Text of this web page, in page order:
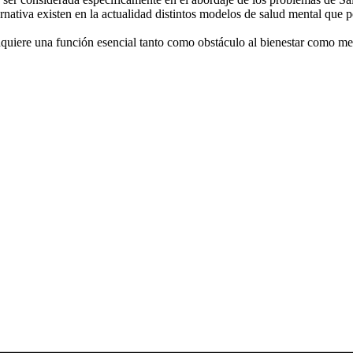
existen en la actualidad distintos modelos de salud mental
una función esencial tanto como obstáculo al bienestar como